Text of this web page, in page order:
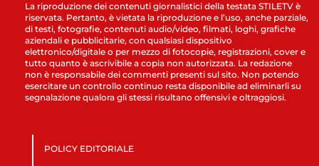
La riproduzione dei contenuti giornalistici della testata STILETV è
riservata. Pertanto, è vietata la riproduzione e l’uso, anche parziale,
di testi, fotografie, contenuti audio/video, filmati, loghi, grafiche
aziendali e pubblicitarie, con qualsiasi dispositivo
elettronico/digitale o per mezzo di fotocopie, registrazioni, cover e
tutto quanto è ascrivibile a copia non autorizzata. La redazione
non è responsabile dei commenti presenti sul sito. Non potendo
esercitare un controllo continuo resta disponibile ad eliminarli su
segnalazione qualora gli stessi risultano offensivi e oltraggiosi.
POLICY EDITORIALE